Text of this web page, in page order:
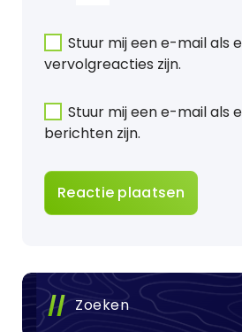
Stuur mij een e-mail als
vervolgreacties zijn.
Stuur mij een e-mail als
berichten zijn.
Zoeken